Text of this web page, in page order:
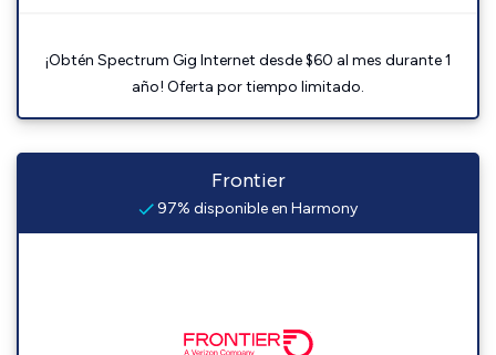
¡Obtén Spectrum Gig Internet desde $60 al mes durante 1
año! Oferta por tiempo limitado.
Frontier
97% disponible en Harmony